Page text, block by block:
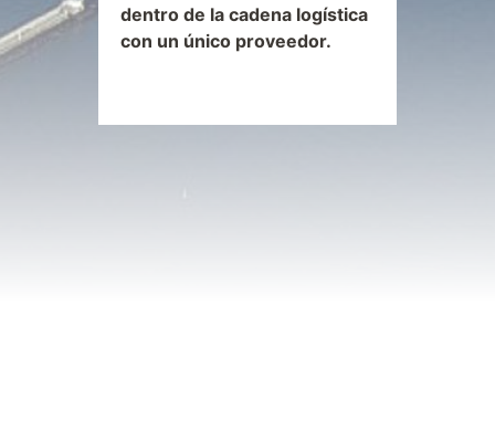
dentro de la cadena logística
con un único proveedor.